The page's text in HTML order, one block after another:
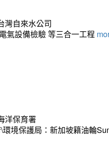
灣自來水公司
氣設備檢驗 等三合一工程
洋保育署
境保護局：新加坡籍油輪